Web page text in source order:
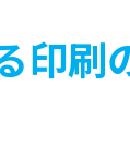
印刷